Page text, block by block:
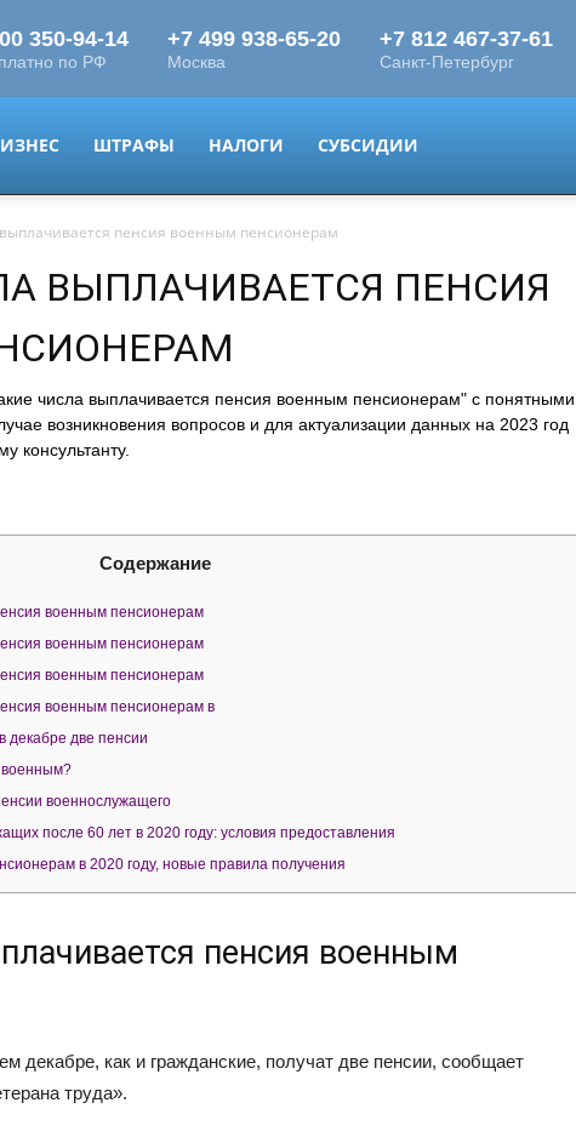
ШТРАФЫ НАЛОГИ СУБСИДИИ
пенсия военным пенсионерам
ВЫПЛАЧИВАЕТСЯ ПЕНСИЯ
числа выплачивается пенсия военным пенсионерам" с понятными
возникновения вопросов и для актуализации данных на 2023 год
консультанту.
Содержание
военным пенсионерам
военным пенсионерам
военным пенсионерам
военным пенсионерам в
декабре две пенсии
военным?
военнослужащего
после 60 лет в 2020 году: условия предоставления
в 2020 году, новые правила получения
пенсия военным
декабре, как и гражданские, получат две пенсии, сообщает
труда».